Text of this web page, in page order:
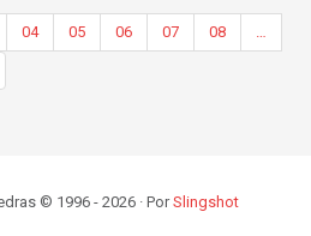
04 05 06 07 08 …
© 1996 - 2026 · PorSlingshot